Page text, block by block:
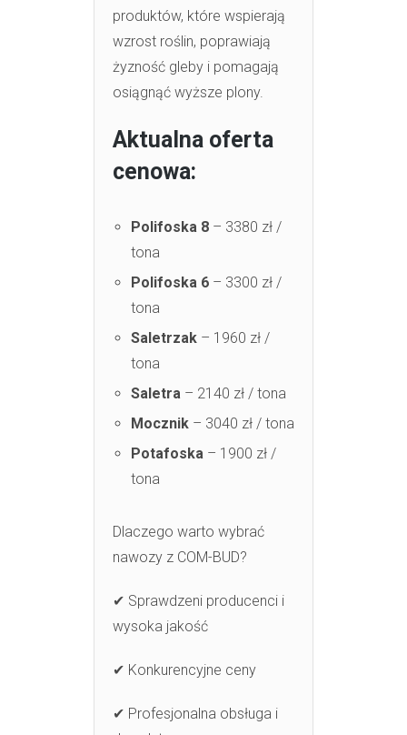
produktów, które wspierają
wzrost roślin, poprawiają
żyzność gleby i pomagają
osiągnąć wyższe plony.
Aktualna oferta
cenowa:
Polifoska 8 – 3380 zł /
tona
Polifoska 6 – 3300 zł /
tona
Saletrzak – 1960 zł /
tona
Saletra – 2140 zł / tona
Mocznik – 3040 zł / tona
Potafoska – 1900 zł /
tona
Dlaczego warto wybrać
nawozy z COM-BUD?
✔ Sprawdzeni producenci i
wysoka jakość
✔ Konkurencyjne ceny
✔ Profesjonalna obsługa i